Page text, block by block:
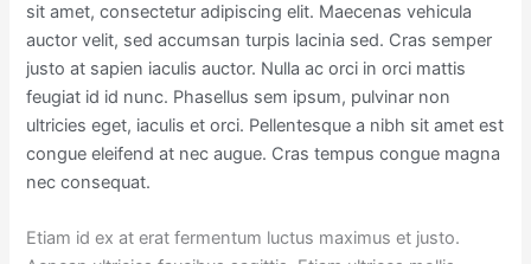
sit amet, consectetur adipiscing elit. Maecenas vehicula
auctor velit, sed accumsan turpis lacinia sed. Cras semper
justo at sapien iaculis auctor. Nulla ac orci in orci mattis
feugiat id id nunc. Phasellus sem ipsum, pulvinar non
ultricies eget, iaculis et orci. Pellentesque a nibh sit amet est
congue eleifend at nec augue. Cras tempus congue magna
nec consequat.
Etiam id ex at erat fermentum luctus maximus et justo.